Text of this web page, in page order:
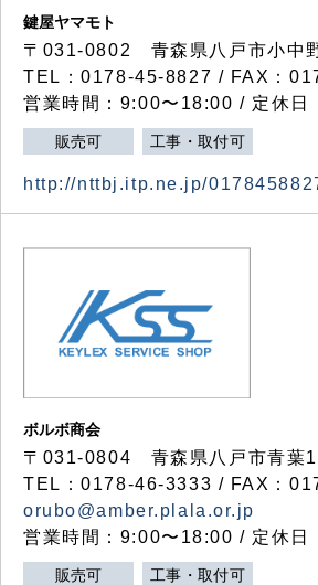
鍵屋ヤマモト
〒031-0802 青森県八戸市小中
TEL：0178-45-8827 / FAX：
営業時間：9:00〜18:00 / 定休日
販売可 工事・取付可
http://nttbj.itp.ne.jp/
ボルボ商会
〒031-0804 青森県八戸市青葉
TEL：0178-46-3333 / FAX：
orubo@amber.plala.or.jp
営業時間：9:00〜18:00 / 定休日
販売可 工事・取付可